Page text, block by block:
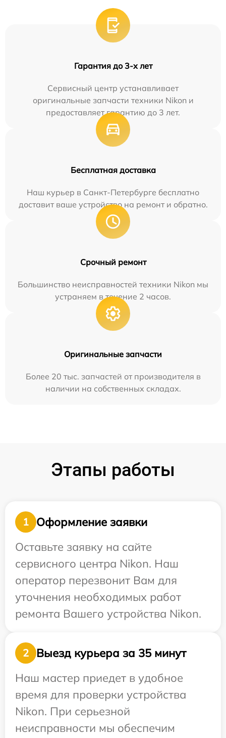
Гарантия до 3-х лет
Сервисный центр устанавливает
оригинальные запчасти техники Nikon и
предоставляет гарантию до 3 лет.
Бесплатная доставка
Наш курьер в Санкт-Петербурге бесплатно
доставит ваше устройство на ремонт и обратно.
Срочный ремонт
Большинство неисправностей техники Nikon мы
устраняем в течение 2 часов.
Оригинальные запчасти
Более 20 тыс. запчастей от производителя в
наличии на собственных складах.
Этапы работы
1
Оформление заявки
Оставьте заявку на сайте
сервисного центра Nikon. Наш
оператор перезвонит Вам для
уточнения необходимых работ
ремонта Вашего устройства Nikon.
2
Выезд курьера за 35 минут
Наш мастер приедет в удобное
время для проверки устройства
Nikon. При серьезной
неисправности мы обеспечим